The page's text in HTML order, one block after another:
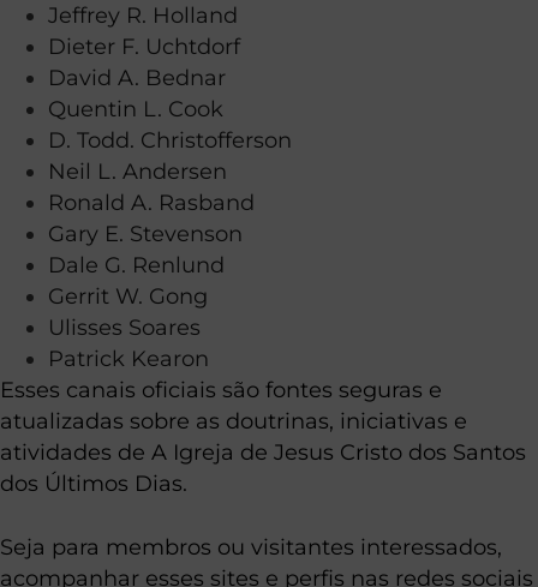
Jeffrey R. Holland
Dieter F. Uchtdorf
David A. Bednar
Quentin L. Cook
D. Todd. Christofferson
Neil L. Andersen
Ronald A. Rasband
Gary E. Stevenson
Dale G. Renlund
Gerrit W. Gong
Ulisses Soares
Patrick Kearon
Esses canais oficiais são fontes seguras e
atualizadas sobre as doutrinas, iniciativas e
atividades de A Igreja de Jesus Cristo dos Santos
dos Últimos Dias.
Seja para membros ou visitantes interessados,
acompanhar esses sites e perfis nas redes sociais